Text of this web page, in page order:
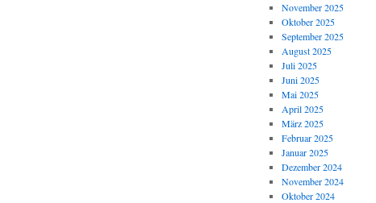
November 2025
Oktober 2025
September 2025
August 2025
Juli 2025
Juni 2025
Mai 2025
April 2025
März 2025
Februar 2025
Januar 2025
Dezember 2024
November 2024
Oktober 2024